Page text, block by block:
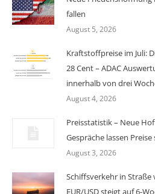
fallen
August 5, 2026
Kraftstoffpreise im Juli:
28 Cent – ADAC
innerhalb von drei
August 4, 2026
Preisstatistik – Neue
Gespräche lassen Preise
August 3, 2026
Schiffsverkehr in
EUR/USD steigt auf 6-